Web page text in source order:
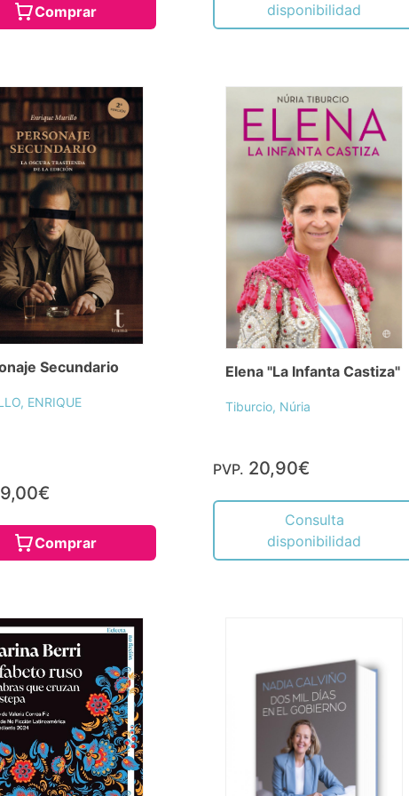
Comprar disponibilidad
Secundario
ENRIQUE
Comprar
Elena "La Infanta Castiza"
Tiburcio, Núria
PVP. 20,90€
Consulta
disponibilidad